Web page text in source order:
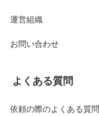
運営組織
お問い合わせ
よくある質問
依頼の際のよくある質問